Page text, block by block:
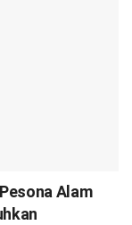
Alam